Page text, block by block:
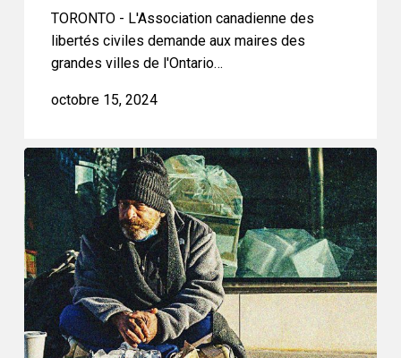
personnes
vulnérables
TORONTO - L'Association canadienne des
libertés civiles demande aux maires des
grandes villes de l'Ontario…
octobre 15, 2024
L’ACLC
réagit
à
la
fermeture
par
la
ville
de